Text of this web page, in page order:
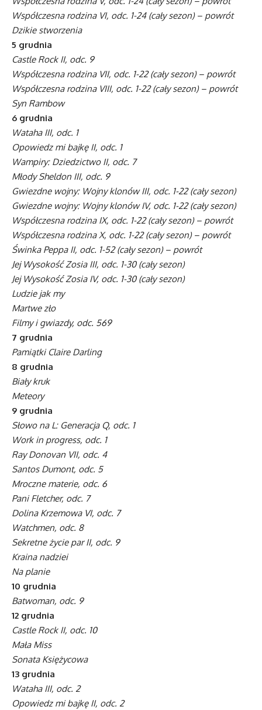
Współczesna rodzina VI, odc. 1-24 (cały sezon) – powrót
Dzikie stworzenia
5 grudnia
Castle Rock II, odc. 9
Współczesna rodzina VII, odc. 1-22 (cały sezon) – powrót
Współczesna rodzina VIII, odc. 1-22 (cały sezon) – powrót
Syn Rambow
6 grudnia
Wataha III, odc. 1
Opowiedz mi bajkę II, odc. 1
Wampiry: Dziedzictwo II, odc. 7
Młody Sheldon III, odc. 9
Gwiezdne wojny: Wojny klonów III, odc. 1-22 (cały sezon)
Gwiezdne wojny: Wojny klonów IV, odc. 1-22 (cały sezon)
Współczesna rodzina IX, odc. 1-22 (cały sezon) – powrót
Współczesna rodzina X, odc. 1-22 (cały sezon) – powrót
Świnka Peppa II, odc. 1-52 (cały sezon) – powrót
Jej Wysokość Zosia III, odc. 1-30 (cały sezon)
Jej Wysokość Zosia IV, odc. 1-30 (cały sezon)
Ludzie jak my
Martwe zło
Filmy i gwiazdy, odc. 569
7 grudnia
Pamiątki Claire Darling
8 grudnia
Biały kruk
Meteory
9 grudnia
Słowo na L: Generacja Q, odc. 1
Work in progress, odc. 1
Ray Donovan VII, odc. 4
Santos Dumont, odc. 5
Mroczne materie, odc. 6
Pani Fletcher, odc. 7
Dolina Krzemowa VI, odc. 7
Watchmen, odc. 8
Sekretne życie par II, odc. 9
Kraina nadziei
Na planie
10 grudnia
Batwoman, odc. 9
12 grudnia
Castle Rock II, odc. 10
Mała Miss
Sonata Księżycowa
13 grudnia
Wataha III, odc. 2
Opowiedz mi bajkę II, odc. 2